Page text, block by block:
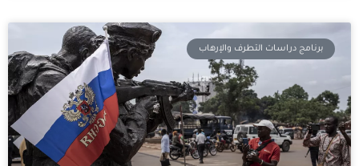
برنامج دراسات التطرف والإرهاب